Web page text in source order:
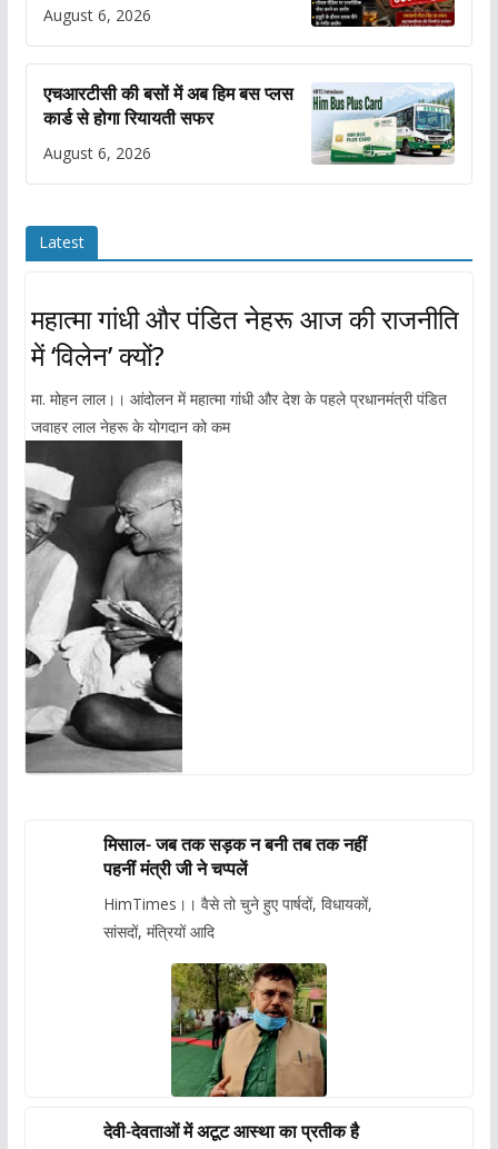
August 6, 2026
एचआरटीसी की बसों में अब हिम बस प्लस
कार्ड से होगा रियायती सफर
August 6, 2026
Latest
महात्मा गांधी और पंडित नेहरू आज की राजनीति
में ‘विलेन’ क्यों?
मा. मोहन लाल।। आंदोलन में महात्मा गांधी और देश के पहले प्रधानमंत्री पंडित
जवाहर लाल नेहरू के योगदान को कम
मिसाल- जब तक सड़क न बनी तब तक नहीं
पहनीं मंत्री जी ने चप्पलें
HimTimes।। वैसे तो चुने हुए पार्षदों, विधायकों,
सांसदों, मंत्रियों आदि
देवी-देवताओं में अटूट आस्था का प्रतीक है